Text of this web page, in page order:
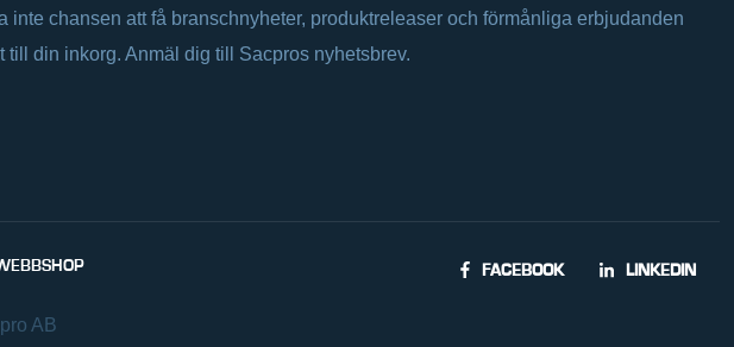
inte chansen att få branschnyheter, produktreleaser och förmånliga erbjudanden
till din inkorg. Anmäl dig till Sacpros nyhetsbrev.
FACEBOOK LINKEDIN
AB